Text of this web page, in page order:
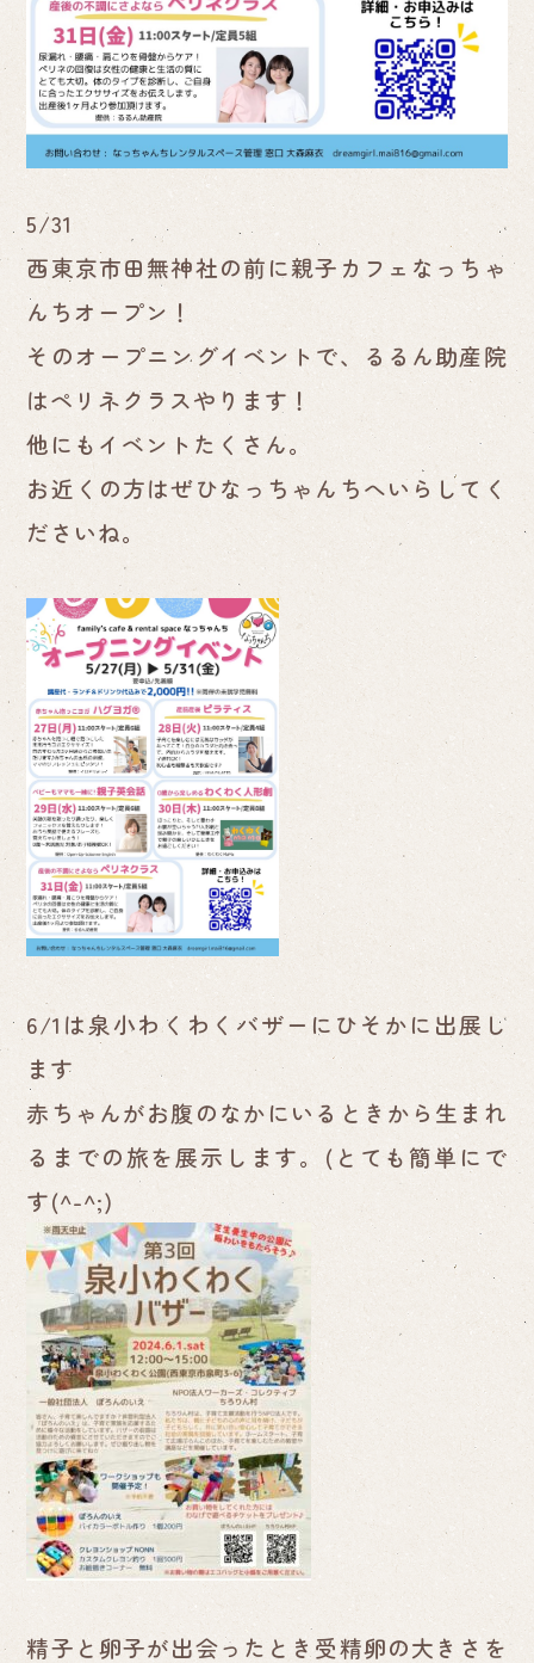
5/31
西東京市田無神社の前に親子カフェなっちゃ
んちオープン！
そのオープニングイベントで、るるん助産院
はペリネクラスやります！
他にもイベントたくさん。
お近くの方はぜひなっちゃんちへいらしてく
ださいね。
6/1は泉小わくわくバザーにひそかに出展し
ます
赤ちゃんがお腹のなかにいるときから生まれ
るまでの旅を展示します。(とても簡単にで
す(^-^;)
精子と卵子が出会ったとき受精卵の大きさを